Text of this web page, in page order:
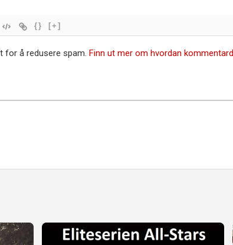
{} [+]
for å redusere spam. Finn ut mer om hvordan